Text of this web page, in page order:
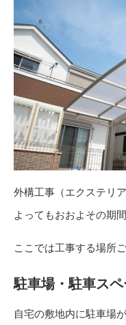
外構工事（エクステリ
よってもおおよその期
ここでは工事する場所
駐車場・駐車スペ
自宅の敷地内に駐車場